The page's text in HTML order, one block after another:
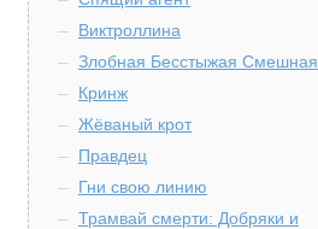
Виктроллина
Злобная Бесстыжая Смешная
Кринж
Жёваный крот
Правдец
Гни свою линию
Трамвай смерти: Добряки и